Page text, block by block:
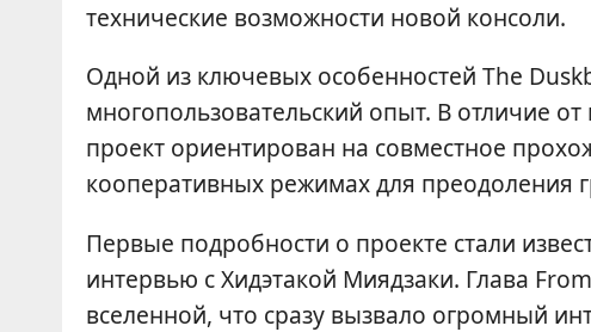
технические возможности новой консоли.
Одной из ключевых особенностей The
многопользовательский опыт. В отличие
проект ориентирован на совместное
кооперативных режимах для преодоления
Первые подробности о проекте стали
интервью с Хидэтакой Миядзаки. Глава
вселенной, что сразу вызвало огромный